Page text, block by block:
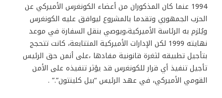
1994 عنما كان المذكوران من أعضاء الكونغرس الأميركي عن
الحزب الجمهوري وتقدما بالمشروع ليوافق عليه الكونغرس
ويُلزم به الرئاسة الأميركية،ويوصي بنقل السفارة في موعد
نهايته 1999 لكن الإدارات الأميركية المتتابعة، كانت تتحجج
بتأجيل تطبيقه لثغرة قانونية مفادها ،على أنمن حق الرئيس
تأجيل تنفيذ أي قرار للكونغرس قد يؤثر تنفيذه على الأمن
القومي الأميركي، في عهد الرئيس “بيل كلينتون”.” .